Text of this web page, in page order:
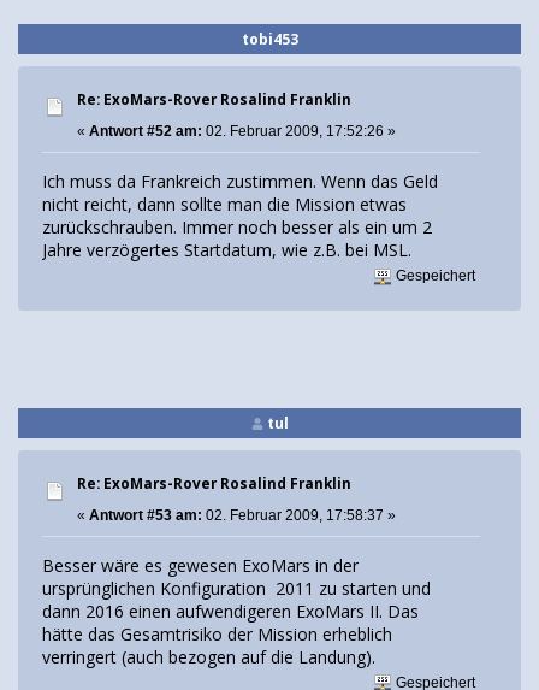
tobi453
Re: ExoMars-Rover Rosalind Franklin
« Antwort #52 am: 02. Februar 2009, 17:52:26 »
Ich muss da Frankreich zustimmen. Wenn das Geld
nicht reicht, dann sollte man die Mission etwas
zurückschrauben. Immer noch besser als ein um 2
Jahre verzögertes Startdatum, wie z.B. bei MSL.
Gespeichert
tul
Re: ExoMars-Rover Rosalind Franklin
« Antwort #53 am: 02. Februar 2009, 17:58:37 »
Besser wäre es gewesen ExoMars in der
ursprünglichen Konfiguration 2011 zu starten und
dann 2016 einen aufwendigeren ExoMars II. Das
hätte das Gesamtrisiko der Mission erheblich
verringert (auch bezogen auf die Landung).
Gespeichert